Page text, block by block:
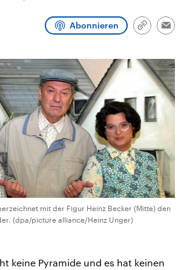
anstehenden Abonnieren
Link
mit der Figur Heinz Becker (Mitte) den
(dpa/picture alliance/Heinz Unger)
keine Pyramide und es hat keinen